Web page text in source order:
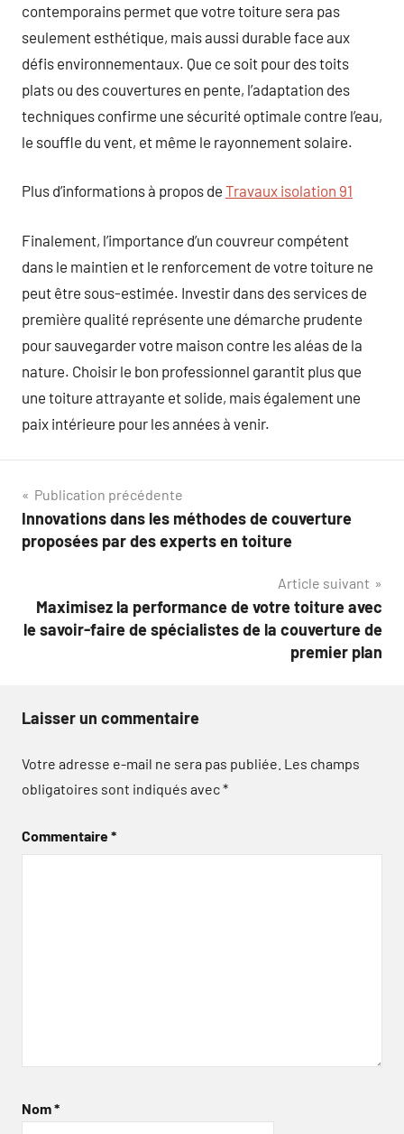
contemporains permet que votre toiture sera pas
seulement esthétique, mais aussi durable face aux
défis environnementaux. Que ce soit pour des toits
plats ou des couvertures en pente, l’adaptation des
techniques confirme une sécurité optimale contre l’eau,
le souffle du vent, et même le rayonnement solaire.
Plus d’informations à propos de Travaux isolation 91
Finalement, l’importance d’un couvreur compétent
dans le maintien et le renforcement de votre toiture ne
peut être sous-estimée. Investir dans des services de
première qualité représente une démarche prudente
pour sauvegarder votre maison contre les aléas de la
nature. Choisir le bon professionnel garantit plus que
une toiture attrayante et solide, mais également une
paix intérieure pour les années à venir.
Navigation
de
Publication précédente
Innovations dans les méthodes de couverture
proposées par des experts en toiture
Article suivant
Maximisez la performance de votre toiture avec
le savoir-faire de spécialistes de la couverture de
premier plan
Laisser un commentaire
Votre adresse e-mail ne sera pas publiée. Les champs
obligatoires sont indiqués avec*
Commentaire*
Nom*